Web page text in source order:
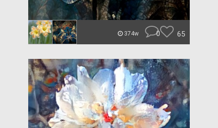
374w 0 65